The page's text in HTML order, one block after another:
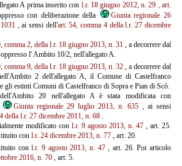
A prima inserito con l.r. 18 giugno 2012, n. 29 , art.
con deliberazione della
Giunta regionale 26
, ai sensi dell'art. 54, comma 4 della l.r. 27 dicembre
comma 2, della l.r. 18 giugno 2013, n. 31, a decorrere dal
l' Ambito 10/2, nell'allegato A.
comma 9, della l.r. 18 giugno 2013, n. 32, a decorrere dal
2 dell'allegato A, il Comune di Castelfranco
gli estinti Comuni di Castelfranco di Sopra e Pian di Scò.
20 nell'allegato A è stata modificata con
Giunta regionale 29 luglio 2013, n. 635, ai sensi
della l.r. 27 dicembre 2011, n. 68.
modificato con l.r. 9 agosto 2013, n. 47, art. 25.
con l.r. 24 dicembre 2013, n. 77, art. 20.
conl.r. 9 agosto 2013, n. 47, art. 26. Poi articolo
2016, n. 70, art. 5.